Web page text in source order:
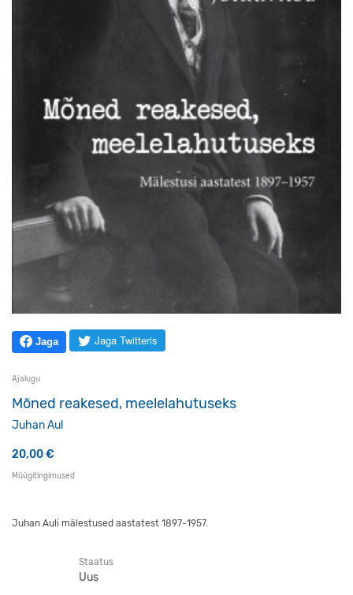
Jaga Jaga Twitteris
Ajalugu
Mõned reakesed, meelelahutuseks
Juhan Aul
20,00€
Müügitingimused
Juhan Auli mälestused aastatest 1897-1957.
Staatus
Uus